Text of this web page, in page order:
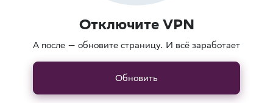
Отключите VPN
А после — обновите страницу. И всё заработает
Обновить